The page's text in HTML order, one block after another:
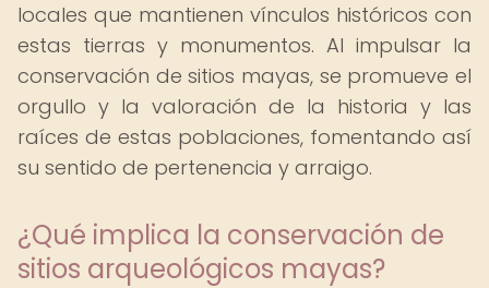
locales que mantienen vínculos históricos con
estas tierras y monumentos. Al impulsar la
conservación de sitios mayas, se promueve el
orgullo y la valoración de la historia y las
raíces de estas poblaciones, fomentando así
su sentido de pertenencia y arraigo.
¿Qué implica la conservación de
sitios arqueológicos mayas?